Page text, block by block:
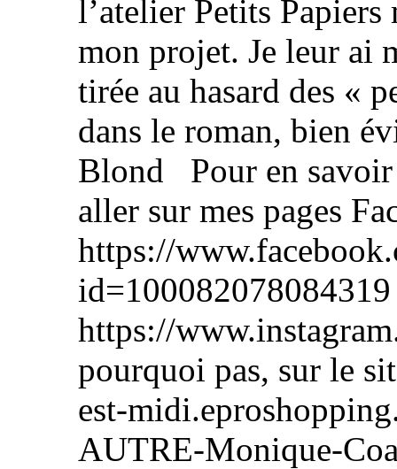
l’atelier Petits Papiers
mon projet. Je leur ai
tirée au hasard des «
dans le roman, bien
Blond Pour en savoir
aller sur mes pages
https://
https://
pourquoi pas, sur le
est-
AUTRE-Monique-